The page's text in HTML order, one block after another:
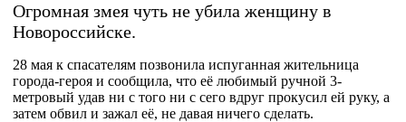
Огромная змея чуть не убила женщину в
Новороссийске.
28 мая к спасателям позвонила испуганная жительница
города-героя и сообщила, что её любимый ручной 3-
метровый удав ни с того ни с сего вдруг прокусил ей руку, а
затем обвил и зажал её, не давая ничего сделать.